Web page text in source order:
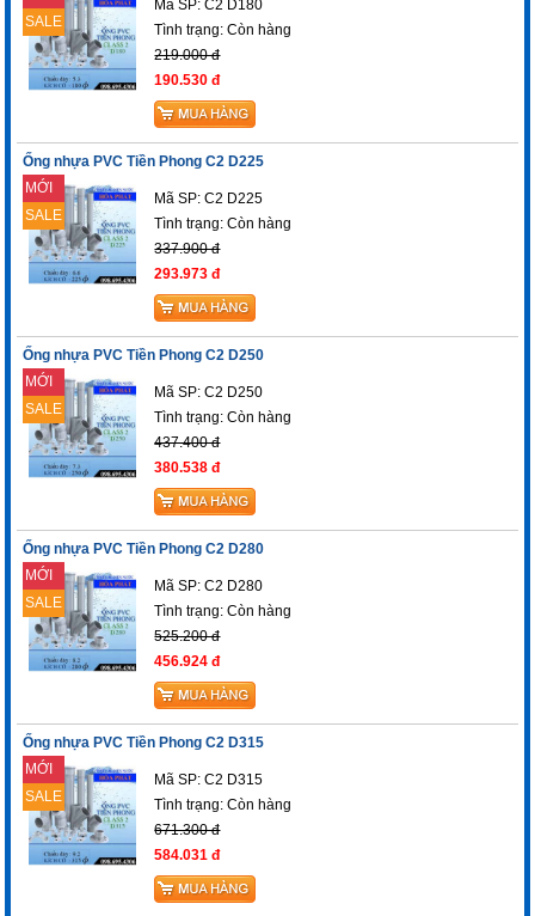
SALE
Mã SP: C2 D180
Tình trạng:Còn hàng
219.000 đ
190.530 đ
Ống nhựa PVC Tiền Phong C2 D225
MỚI
SALE
Mã SP: C2 D225
Tình trạng:Còn hàng
337.900 đ
293.973 đ
Ống nhựa PVC Tiền Phong C2 D250
MỚI
SALE
Mã SP: C2 D250
Tình trạng:Còn hàng
437.400 đ
380.538 đ
Ống nhựa PVC Tiền Phong C2 D280
MỚI
SALE
Mã SP: C2 D280
Tình trạng:Còn hàng
525.200 đ
456.924 đ
Ống nhựa PVC Tiền Phong C2 D315
MỚI
SALE
Mã SP: C2 D315
Tình trạng:Còn hàng
671.300 đ
584.031 đ